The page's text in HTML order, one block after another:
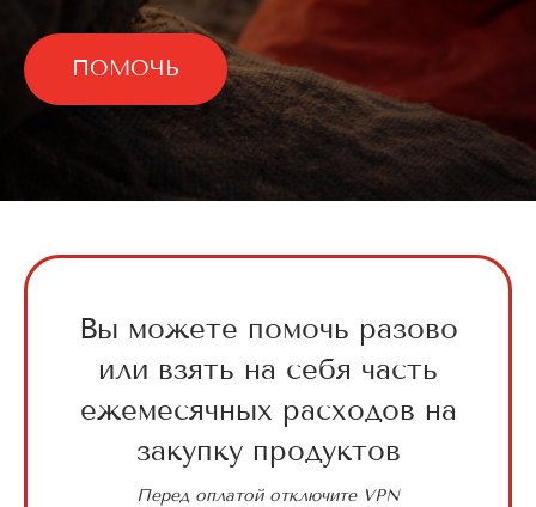
ПОМОЧЬ
Вы можете помочь разово
или взять на себя часть
ежемесячных расходов на
закупку продуктов
Перед оплатой отключите VPN